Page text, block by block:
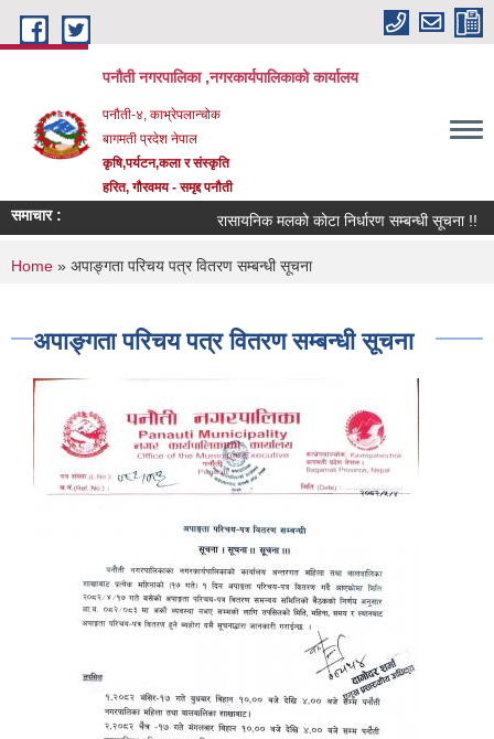
Skip to main content
पनौती नगरपालिका ,नगरकार्यपालिकाको कार्यालय
पनौती-४, काभ्रेपलान्चोक
बागमती प्रदेश नेपाल
कृषि,पर्यटन,कला र संस्कृति
हरित, गौरवमय - समृद्द पनौती
समाचार : रासायनिक मलको कोटा निर्धारण सम्बन्धी सूचना !!
You are here
Home » अपाङ्गता परिचय पत्र वितरण सम्बन्धी सूचना
अपाङ्गता परिचय पत्र वितरण सम्बन्धी सूचना